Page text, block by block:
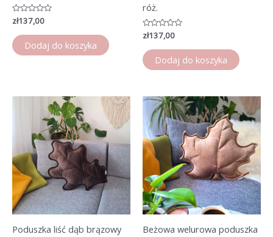
Oceniono
0
na
5
zł137,00
Dodaj do koszyka
róż.
Oceniono
0
na
5
zł137,00
Dodaj do koszyka
Poduszka liść dąb brązowy
Beżowa welurowa poduszka